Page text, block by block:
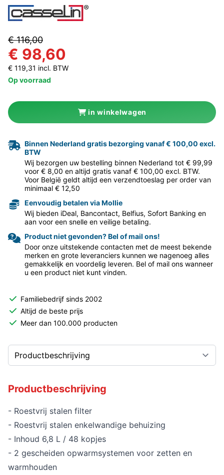
€ 116,00
€ 98,60
€ 119,31 incl. BTW
Op voorraad
in winkelwagen
Binnen Nederland gratis bezorging vanaf € 100,00 excl.
BTW
Wij bezorgen uw bestelling binnen Nederland tot € 99,99
voor € 8,00 en altijd gratis vanaf € 100,00 excl. BTW.
Voor België geldt altijd een verzendtoeslag per order van
minimaal € 12,50
Eenvoudig betalen via Mollie
Wij bieden iDeal, Bancontact, Belfius, Sofort Banking en
aan voor een snelle en veilige betaling.
Product niet gevonden? Bel of mail ons!
Door onze uitstekende contacten met de meest bekende
merken en grote leveranciers kunnen we nagenoeg alles
gemakkelijk en voordelig leveren. Bel of mail ons wanneer
u een product niet kunt vinden.
Familiebedrijf sinds 2002
Altijd de beste prijs
Meer dan 100.000 producten
Productbeschrijving
- Roestvrij stalen filter
- Roestvrij stalen enkelwandige behuizing
- Inhoud 6,8 L / 48 kopjes
- 2 gescheiden opwarmsystemen voor zetten en
warmhouden